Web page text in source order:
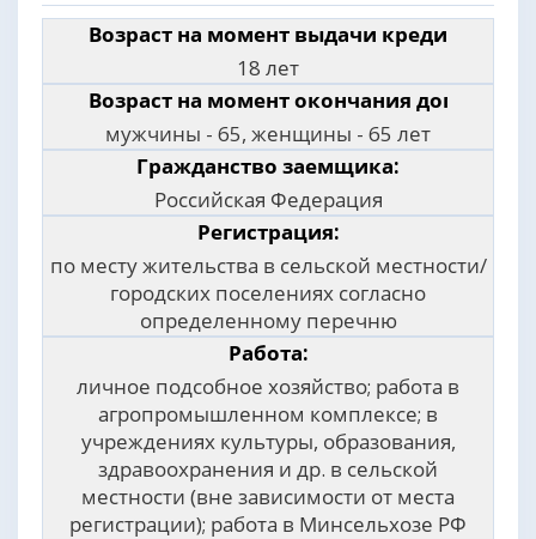
Возраст на момент выдачи кредита:
18 лет
Возраст на момент окончания договора:
мужчины - 65, женщины - 65 лет
Гражданство заемщика:
Российская Федерация
Регистрация:
по месту жительства в сельской местности/
городских поселениях согласно
определенному перечню
Работа:
личное подсобное хозяйство; работа в
агропромышленном комплексе; в
учреждениях культуры, образования,
здравоохранения и др. в сельской
местности (вне зависимости от места
регистрации); работа в Минсельхозе РФ